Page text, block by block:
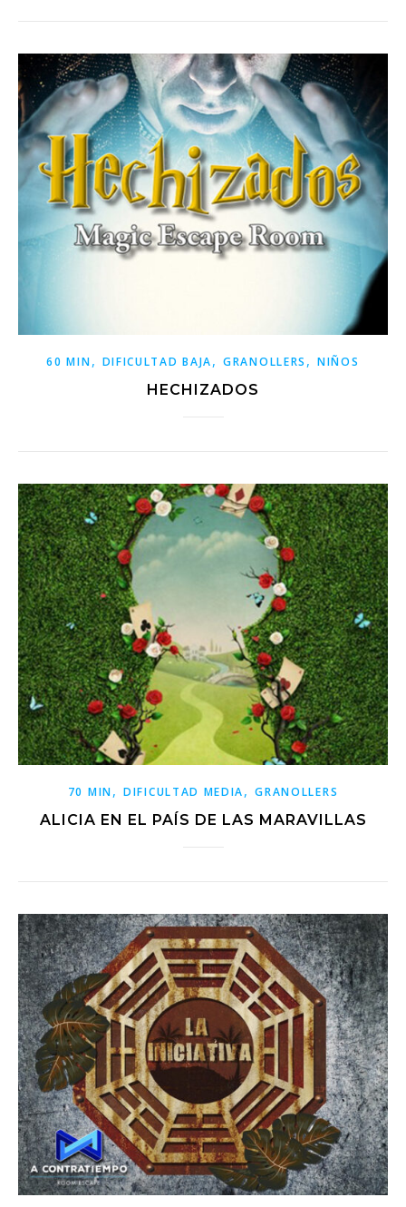
60 MIN, DIFICULTAD BAJA,GRANOLLERS ,NIÑOS
HECHIZADOS
70 MIN, DIFICULTAD MEDIA,GRANOLLERS
ALICIA EN EL PAÍS DE LAS MARAVILLAS